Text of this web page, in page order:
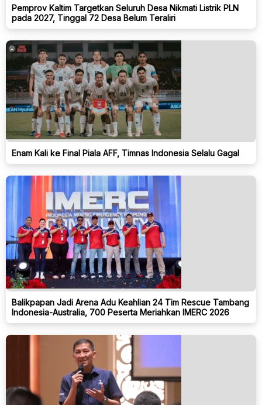
Pemprov Kaltim Targetkan Seluruh Desa Nikmati Listrik PLN
pada 2027, Tinggal 72 Desa Belum Teraliri
Enam Kali ke Final Piala AFF, Timnas Indonesia Selalu Gagal
Balikpapan Jadi Arena Adu Keahlian 24 Tim Rescue Tambang
Indonesia-Australia, 700 Peserta Meriahkan IMERC 2026